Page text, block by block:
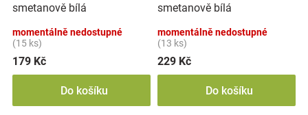
smetanově bílá
momentálně nedostupné
(15 ks)
179 Kč
Do košíku
smetanově bílá
momentálně nedostupné
(13 ks)
229 Kč
Do košíku